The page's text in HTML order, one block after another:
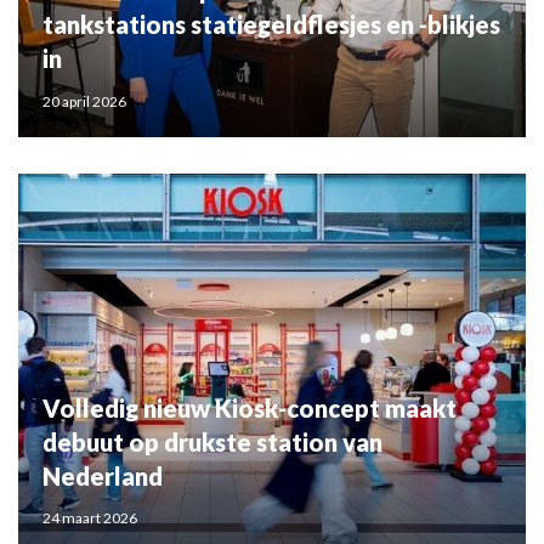
tankstations statiegeldflesjes en -blikjes
in
20 april 2026
Volledig nieuw Kiosk-concept maakt
debuut op drukste station van
Nederland
24 maart 2026